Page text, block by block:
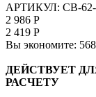
АРТИКУЛ: СВ-
2 986 Р
2 419 Р
Вы экономите: 568
ДЕЙСТВУЕТ
РАСЧЕТУ